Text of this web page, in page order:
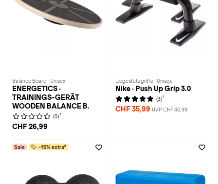
Balance Board · Unisex
ENERGETICS ·
TRAININGS-GERÄT
WOODEN BALANCE B.
(0) 1
CHF 26,99
Liegestützgriffe · Unisex
Nike · Push Up Grip 3.0
(3) 1
CHF 35,99 UVP CHF 40,99
Sale -15% extra²